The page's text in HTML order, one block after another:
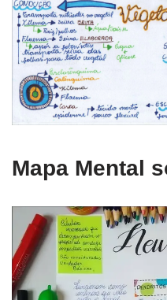
Mapa Mental